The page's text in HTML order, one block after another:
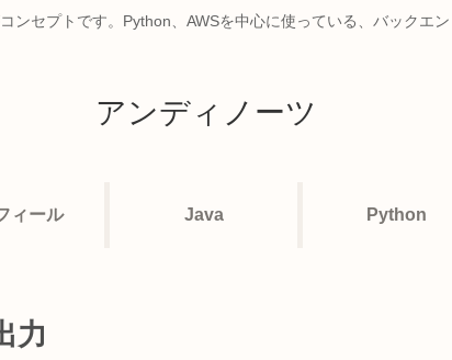
ンセプトです。Python、AWSを中心に使っている、バックエ
アンディノーツ
ィール Java Python
力